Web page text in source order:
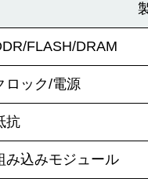
FLASH/DRAM
ロック/電源
抗
み込みモジュール